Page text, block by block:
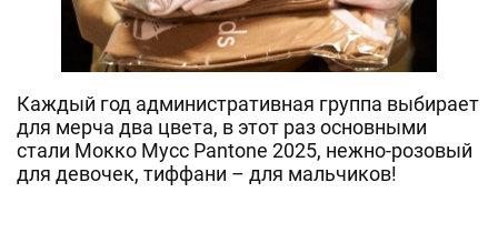
Каждый год административная группа выбирает
для мерча два цвета, в этот раз основными
стали Мокко Мусс Pantone 2025, нежно-розовый
для девочек, тиффани – для мальчиков!